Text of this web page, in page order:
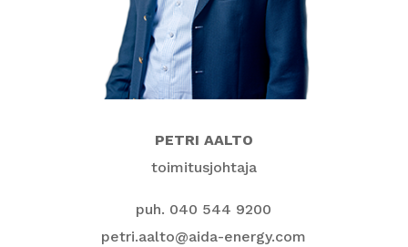
PETRI AALTO
toimitusjohtaja
puh. 040 544 9200
petri.aalto@aida-energy.com